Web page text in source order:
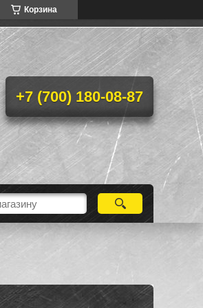
Корзина
+7 (700) 180-08-87